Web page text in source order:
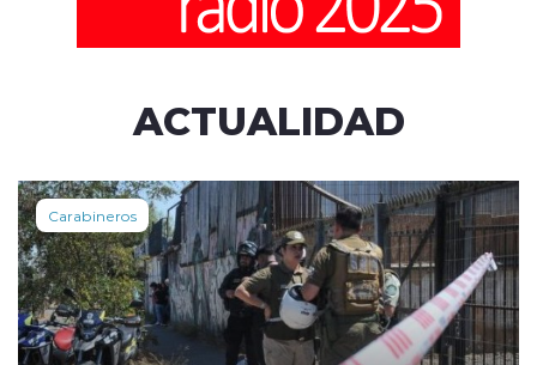
ACTUALIDAD
Carabineros